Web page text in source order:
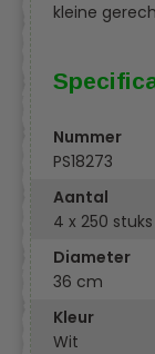
kleine
Nummer
PS18273
Aantal
4 x 250 stuks
Diameter
36 cm
Kleur
Wit